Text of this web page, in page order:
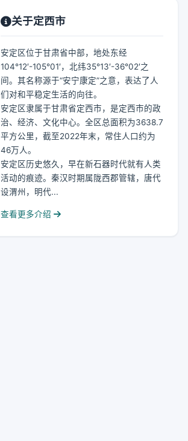
关于定西市
安定区位于甘肃省中部，地处东经
104°12′-105°01′，北纬35°13′-36°02′之
间。其名称源于“安宁康定”之意，表达了人
们对和平稳定生活的向往。
安定区隶属于甘肃省定西市，是定西市的政
治、经济、文化中心。全区总面积为3638.7
平方公里，截至2022年末，常住人口约为
46万人。
安定区历史悠久，早在新石器时代就有人类
活动的痕迹。秦汉时期属陇西郡管辖，唐代
设渭州，明代...
查看更多介绍